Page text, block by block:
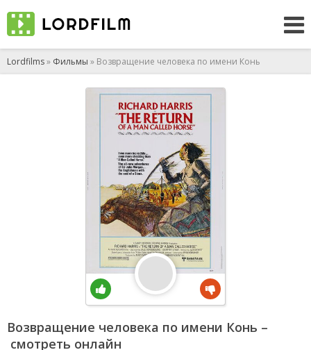
Lordfilms» Фильмы » Возвращение человека по имени Конь
Возвращение человека по имени Конь –
смотреть онлайн